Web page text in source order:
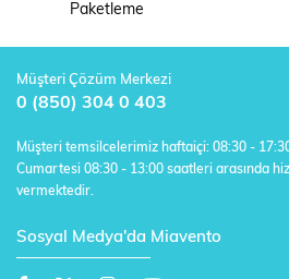
Paketleme
Müşteri Çözüm Merkezi
0 (850) 304 0 403
Müşteri temsilcelerimiz haftaiçi: 08:30 -
Cumartesi 08:30 - 13:00 saatleri arasında
vermektedir.
Sosyal Medya'da Miavento